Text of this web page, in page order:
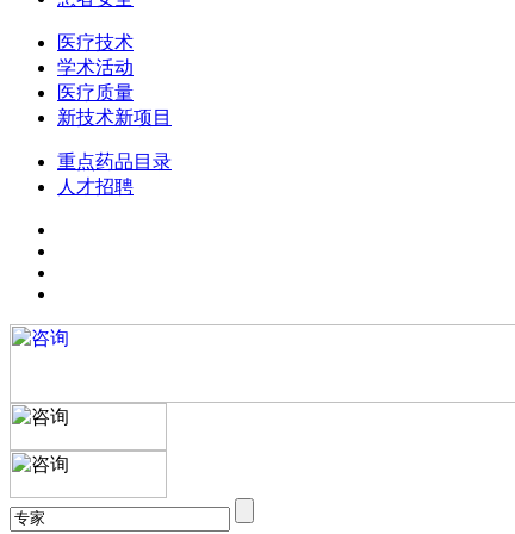
医疗技术
学术活动
医疗质量
新技术新项目
重点药品目录
人才招聘